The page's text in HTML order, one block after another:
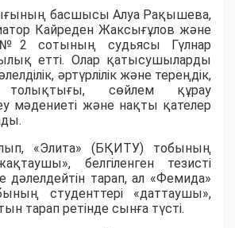
басшысы Алуа Рақышева,
Кайреден Жаксығұлов және
сотының судьясы Гүлнар
етті. Олар қатысушыларды
әртүрлілік және тереңдік,
толықтығы, сөйлем құрау
мәдениеті және нақты қателер
«Элита» (БҚИТУ) тобының
белгіленген тезисті
дәлелдейтін тарап, ал «Фемида»
студенттері «даттаушы»,
тарап ретінде сынға түсті.